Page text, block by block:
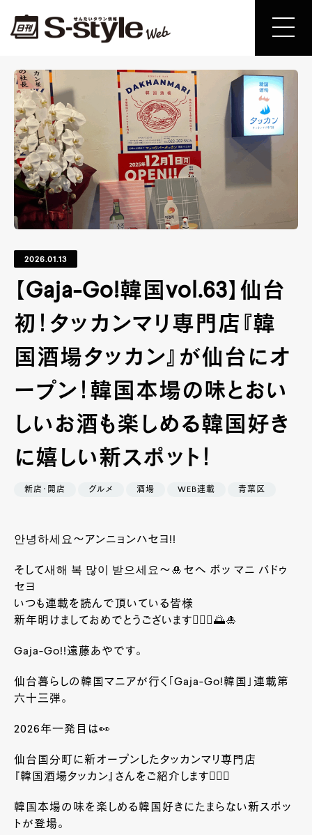
2026.01.13
【Gaja-Go!韓国vol.63】仙台
初！タッカンマリ専門店『韓
国酒場タッカン』が仙台にオ
ープン！韓国本場の味とおい
しいお酒も楽しめる韓国好き
に嬉しい新スポット！
新店・開店 グルメ 酒場 WEB連載 青葉区
안녕하세요～アンニョンハセヨ!!
そして새해 복 많이 받으세요〜🎍セへ ボッ マニ パドゥ
セヨ
いつも連載を読んで頂いている皆様
新年明けましておめでとうございます🙇🏻‍♀️🌅🎍
Gaja-Go!!遠藤あやです。
仙台暮らしの韓国マニアが行く｢Gaja-Go!韓国｣連載第
六十三弾。
2026年一発目は👀
仙台国分町に新オープンしたタッカンマリ専門店
『韓国酒場タッカン』さんをご紹介します💁🏻‍♀️
韓国本場の味を楽しめる韓国好きにたまらない新スポッ
トが登場。